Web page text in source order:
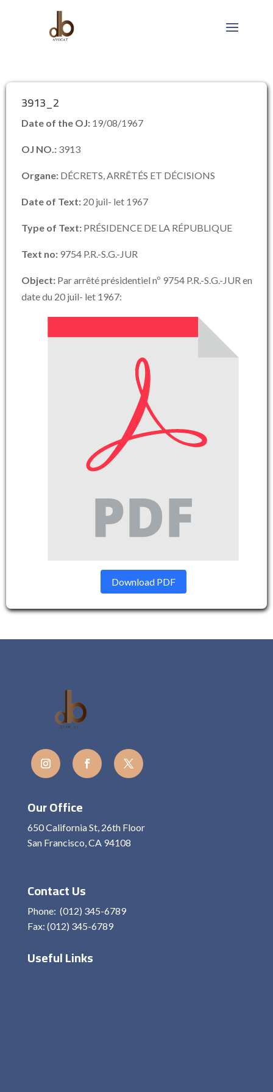
3913_2
Date of the OJ: 19/08/1967
OJ NO.: 3913
Organe: DÉCRETS, ARRÊTÉS ET DÉCISIONS
Date of Text: 20 juil- let 1967
Type of Text: PRÉSIDENCE DE LA RÉPUBLIQUE
Text no: 9754 P.R.-S.G.-JUR
Object: Par arrêté présidentiel nº 9754 P.R.-S.G.-JUR en
date du 20 juil- let 1967:
Download PDF
Our Office
650 California St, 26th Floor
San Francisco, CA 94108
Contact Us
Phone: (012) 345-6789
Fax: (012) 345-6789
Useful Links